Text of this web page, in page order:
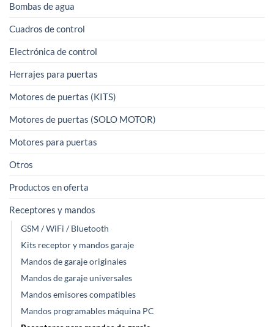
Bombas de agua
Cuadros de control
Electrónica de control
Herrajes para puertas
Motores de puertas (KITS)
Motores de puertas (SOLO MOTOR)
Motores para puertas
Otros
Productos en oferta
Receptores y mandos
GSM / WiFi / Bluetooth
Kits receptor y mandos garaje
Mandos de garaje originales
Mandos de garaje universales
Mandos emisores compatibles
Mandos programables máquina PC